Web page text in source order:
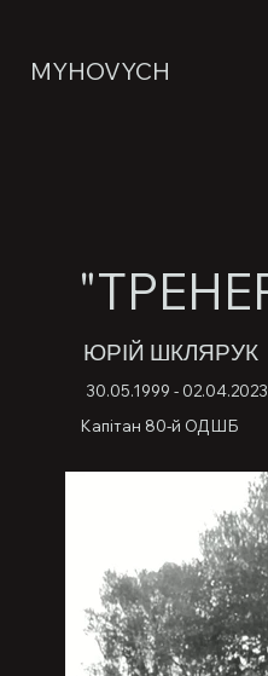
MYHOVYCH
ЮРІЙ ШКЛЯРУК
30.05.1999 - 02.04.2023
Капітан 80-й ОДШБ